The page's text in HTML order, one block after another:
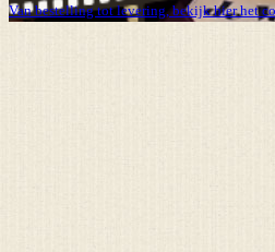
Van bestelling tot levering, bekijk hier het